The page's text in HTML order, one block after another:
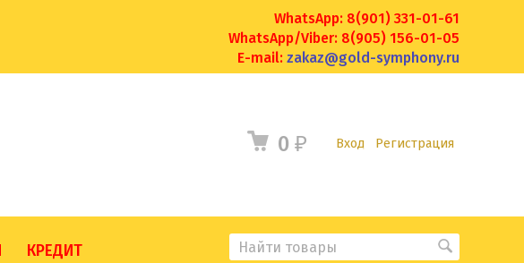
WhatsApp: 8(901) 331-01-61
WhatsApp/Viber: 8(905) 156-01-05
E-mail: zakaz@gold-symphony.ru
Вход Регистрация
0 ₽
КРЕДИТ